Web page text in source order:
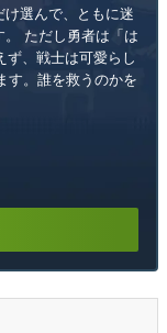
け選んで、ともに迷
ただし勇者は「は
ず、戦士は可愛らし
す。誰を救うのかを